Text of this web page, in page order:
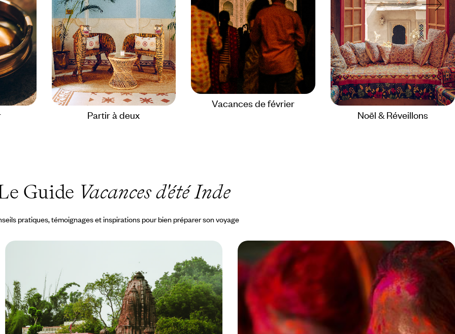
Partir à deux
Vacances de février
Noël & Réveillons
Guide Vacances d'été Inde
pratiques, témoignages et inspirations pour bien préparer son voyage